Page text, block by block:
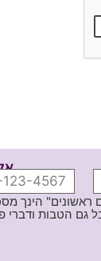
ראשונים" הינך
פרסומת באמצעות